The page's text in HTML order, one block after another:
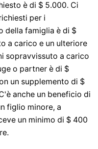
è di $ 5.000. Ci
per i
della famiglia è di $
a carico e un ulteriore
sopravvissuto a carico
o partner è di $
un supplemento di $
anche un beneficio di
figlio minore, a
un minimo di $ 400